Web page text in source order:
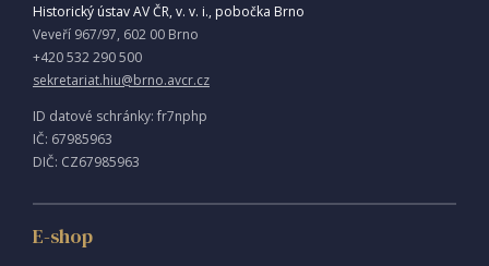
Historický ústav AV ČR, v. v. i., pobočka Brno
Veveří 967/97, 602 00 Brno
+420 532 290 500
sekretariat.hiu@brno.avcr.cz
ID datové schránky: fr7nphp
IČ: 67985963
DIČ: CZ67985963
E-shop